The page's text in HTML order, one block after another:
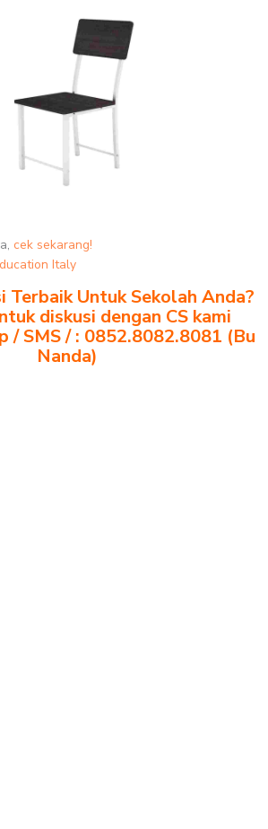
cek sekarang!
Italy
Terbaik Untuk Sekolah Anda?
diskusi dengan CS kami
/ SMS / : 0852.8082.8081 (Bu
Nanda)